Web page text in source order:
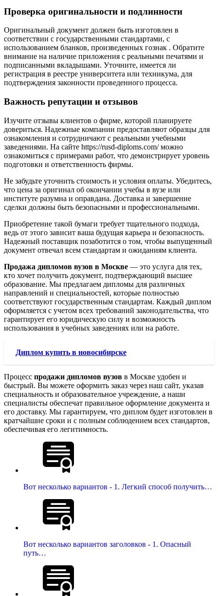
Проверка оригинальности и подлинности
Оригинальный документ должен быть изготовлен в
соответствии с государственными стандартами, с
использованием бланков, произведенных гознак . Обратите
внимание на наличие приложения с реальными печатями и
подписанными вкладышами. Уточните, имеется ли
регистрация в реестре университета или техникума, для
подтверждения законности проведенного процесса.
Важность репутации и отзывов
Изучите отзывы клиентов о фирме, которой планируете
довериться. Надежные компании предоставляют образцы для
ознакомления и сотрудничают с реальными учебными
заведениями. На сайте https://rusd-diploms.com/ можно
ознакомиться с примерами работ, что демонстрирует уровень
подготовки и ответственность фирмы.
Не забудьте уточнить стоимость и условия оплаты. Убедитесь,
что цена за оригинал об окончании учебы в вузе или
институте разумна и оправдана. Доставка и завершение
сделки должны быть безопасными и профессиональными.
Приобретение такой бумаги требует тщательного подхода,
ведь от этого зависит ваша будущая карьера и безопасность.
Надежный поставщик позаботится о том, чтобы выпущенный
документ отвечал всем стандартам и ожиданиям клиента.
Продажа дипломов вузов в Москве — это услуга для тех,
кто хочет получить документ, подтверждающий высшее
образование. Мы предлагаем дипломы для различных
направлений и специальностей, которые полностью
соответствуют государственным стандартам. Каждый диплом
оформляется с учетом всех требований законодательства, что
гарантирует его юридическую силу и возможность
использования в учебных заведениях или на работе.
Диплом купить в новосибирске
Процесс продажи дипломов вузов в Москве удобен и
быстрый. Вы можете оформить заказ через наш сайт, указав
специальность и образовательное учреждение, а наши
специалисты обеспечат правильное оформление документа и
его доставку. Мы гарантируем, что диплом будет изготовлен в
кратчайшие сроки и с полным соблюдением всех стандартов,
обеспечивая его легитимность.
Вот несколько вариантов - 1. Легкий способ получить…
Вот несколько вариантов заголовков - 1. Опасный
путь…